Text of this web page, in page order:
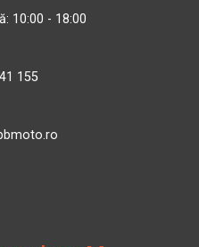
10:00 - 18:00
155